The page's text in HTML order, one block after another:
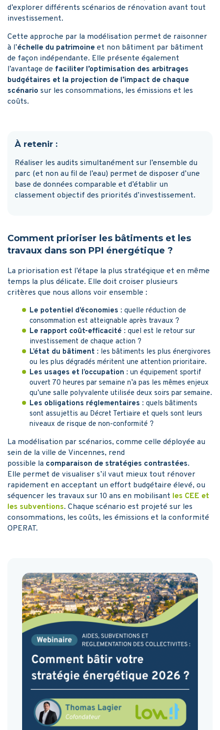
d’explorer différents scénarios de rénovation avant tout
investissement.
Cette approche par la modélisation permet de raisonner
à l’échelle du patrimoine et non bâtiment par bâtiment
de façon indépendante. Elle présente également
l’avantage de faciliter l’optimisation des arbitrages
budgétaires et la projection de l’impact de chaque
scénario sur les consommations, les émissions et les
coûts.
À retenir :
Réaliser les audits simultanément sur l’ensemble du
parc (et non au fil de l’eau) permet de disposer d’une
base de données comparable et d’établir un
classement objectif des priorités d’investissement.
Comment prioriser les bâtiments et les
travaux dans son PPI énergétique ?
La priorisation est l’étape la plus stratégique et en même
temps la plus délicate. Elle doit croiser plusieurs
critères que nous allons voir ensemble :
Le potentiel d’économies : quelle réduction de
consommation est atteignable après travaux ?
Le rapport coût-efficacité : quel est le retour sur
investissement de chaque action ?
L’état du bâtiment : les bâtiments les plus énergivores
ou les plus dégradés méritent une attention prioritaire.
Les usages et l’occupation : un équipement sportif
ouvert 70 heures par semaine n’a pas les mêmes enjeux
qu’une salle polyvalente utilisée deux soirs par semaine.
Les obligations réglementaires : quels bâtiments
sont assujettis au Décret Tertiaire et quels sont leurs
niveaux de risque de non-conformité ?
La modélisation par scénarios, comme celle déployée au
sein de la ville de Vincennes, rend
possible la comparaison de stratégies contrastées.
Elle permet de visualiser s’il vaut mieux tout rénover
rapidement en acceptant un effort budgétaire élevé, ou
séquencer les travaux sur 10 ans en mobilisant les CEE et
les subventions. Chaque scénario est projeté sur les
consommations, les coûts, les émissions et la conformité
OPERAT.